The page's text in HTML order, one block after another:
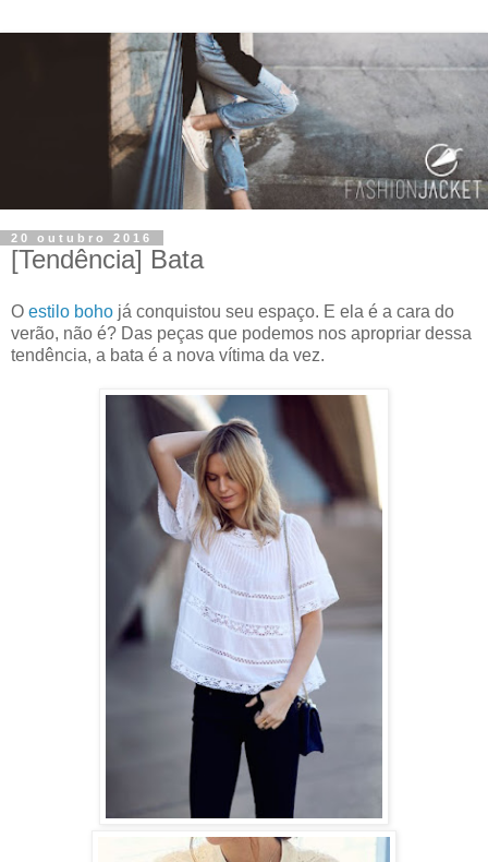
20 outubro 2016
[Tendência] Bata
O estilo boho já conquistou seu espaço. E ela é a cara do
verão, não é? Das peças que podemos nos apropriar dessa
tendência, a bata é a nova vítima da vez.